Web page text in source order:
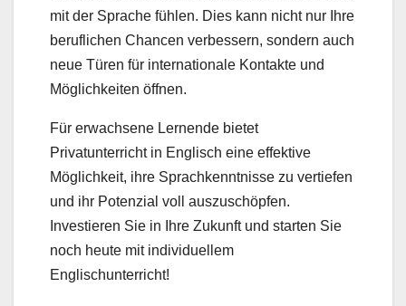
mit der Sprache fühlen. Dies kann nicht nur Ihre
beruflichen Chancen verbessern, sondern auch
neue Türen für internationale Kontakte und
Möglichkeiten öffnen.
Für erwachsene Lernende bietet
Privatunterricht in Englisch eine effektive
Möglichkeit, ihre Sprachkenntnisse zu vertiefen
und ihr Potenzial voll auszuschöpfen.
Investieren Sie in Ihre Zukunft und starten Sie
noch heute mit individuellem
Englischunterricht!